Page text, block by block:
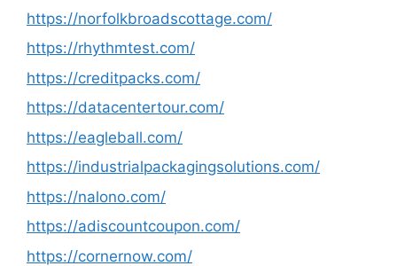
https://norfolkbroadscottage.com/
https://rhythmtest.com/
https://creditpacks.com/
https://datacentertour.com/
https://eagleball.com/
https://industrialpackagingsolutions.com/
https://nalono.com/
https://adiscountcoupon.com/
https://cornernow.com/